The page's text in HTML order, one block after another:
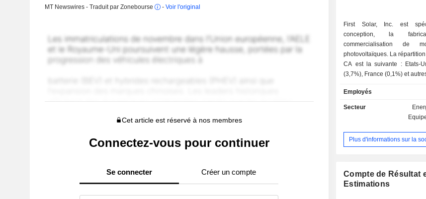
MT Newswires - Traduit par Zonebourse
- Voir l'original
Cet article est réservé à nos membres
Connectez-vous pour continuer
Se connecter Créer un compte
First Solar, Inc. est
conception, la
commercialisation de
photovoltaïques. La répartition géographique du
CA est la suivante : Etats-
(3,7%), France (0,1%) et
Employés
Secteur
Plus d'informations sur la
Compte de Résultat
Estimations